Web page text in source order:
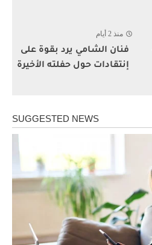
منذ 2 أيام
فنان الشامي يرد بقوة على
إنتقادات حول حفلته الأخيرة